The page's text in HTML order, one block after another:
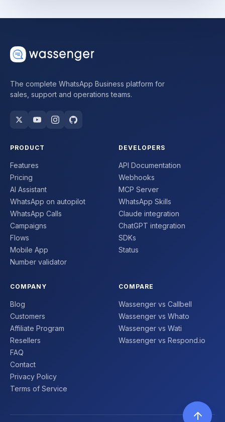
The complete WhatsApp Business platform for
sales, support and operations teams.
PRODUCT
Features
Pricing
AI Assistant
WhatsApp on autopilot
WhatsApp Calls
Campaigns
Flows
Mobile App
Number validator
DEVELOPERS
API Documentation
Webhooks
MCP Server
WhatsApp Skills
Claude integration
ChatGPT integration
SDKs
Status
COMPANY
Blog
Customers
Affiliate Program
Resellers
FAQ
Contact
Privacy Policy
Terms of Service
COMPARE
Wassenger vs Callbell
Wassenger vs Whato
Wassenger vs Wati
Wassenger vs Respond.io